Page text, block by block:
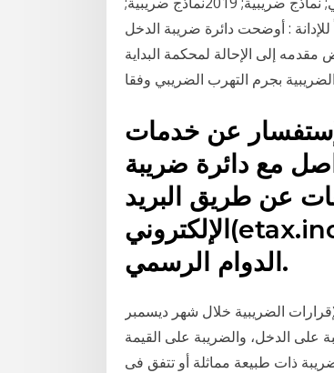
: أوضحت دائرة ضريبة الدخل
إلى الإحالة لمحكمة البداية
الضريبية بجرم التهرب الضريبي وفقا
عن خدمات
مع دائرة ضريبة
عن طريق البريد
الإلكتروني(etax.inquiry@istd.gov.jo) وخلال ساعات
الدوام الرسمي.
الضريبية خلال شهر ديسمبر
على الدخل، والضريبة على القيمة
ذات طبيعة مماثلة أو تتفق فى